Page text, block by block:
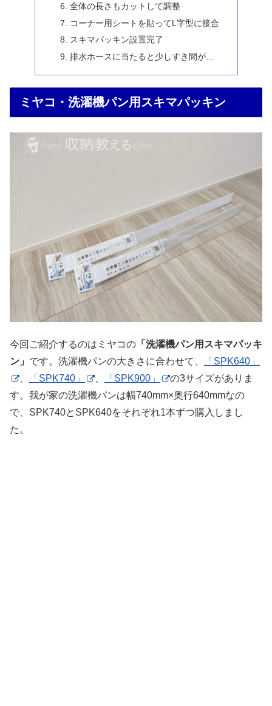
全体の長さもカットして調整
コーナー用シートを貼ってL字型に接合
スキマパッキン設置完了
排水ホースに当たると少しすき間が…
ミヤコ・洗濯機パン用スキマパッキン
今回ご紹介するのはミヤコの 「洗濯機パン用スキマパッキ
ン」 です。洗濯機パンの大きさに合わせて、
「SPK640」
「SPK740」 「SPK900」
の3サイズがありま
す。我が家の洗濯機パンは幅740mm×奥行640mmなの
で、SPK740とSPK640をそれぞれ1本ずつ購入しまし
た。